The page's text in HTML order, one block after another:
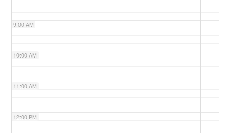
9:00 AM
10:00 AM
11:00 AM
12:00 PM